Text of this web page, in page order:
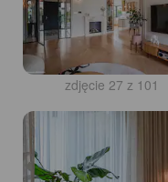
zdjęcie 27 z 101